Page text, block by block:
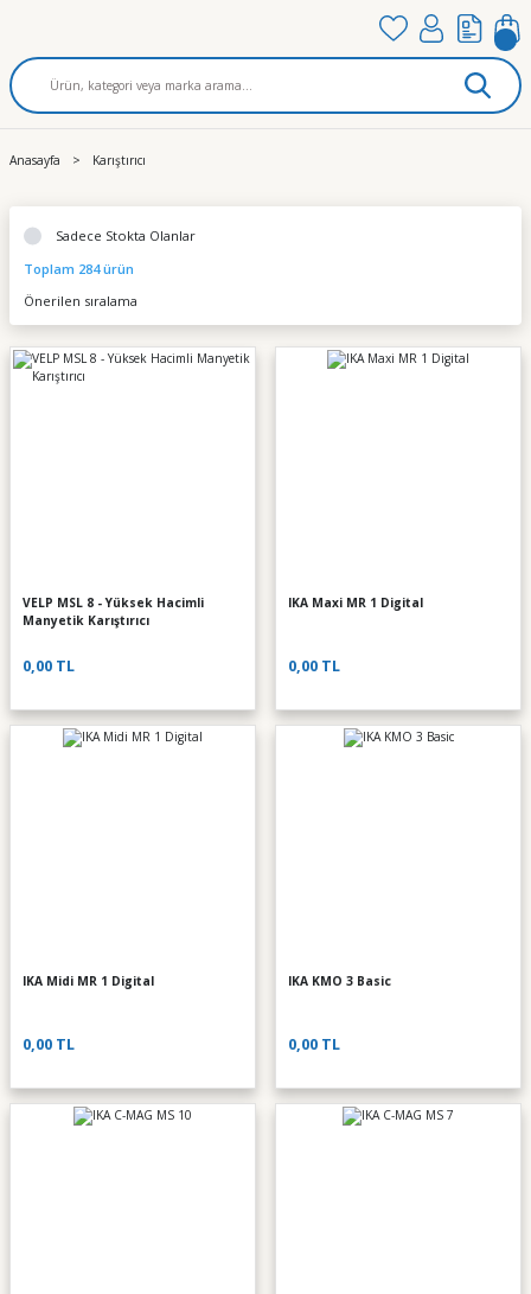
Anasayfa Karıştırıcı
Sadece Stokta Olanlar
Toplam 284 ürün
VELP MSL 8 - Yüksek Hacimli
Manyetik Karıştırıcı
0,00 TL
IKA Maxi MR 1 Digital
0,00 TL
IKA Midi MR 1 Digital
0,00 TL
IKA KMO 3 Basic
0,00 TL